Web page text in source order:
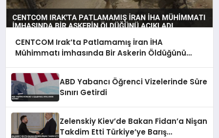
CENTCOM Irak’ta Patlamamış İran İHA
Mühimmatı İmhasında Bir Askerin Öldüğünü
ABD Yabancı Öğrenci Vizelerinde Süre
Sınırı Getirdi
Zelenskiy Kiev’de Bakan Fidan’a Nişan
Takdim Etti Türkiye’ye Barış